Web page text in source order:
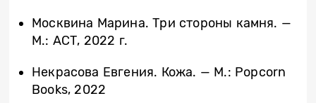
Москвина Марина. Три стороны камня. —
М.: АСТ, 2022 г.
Некрасова Евгения. Кожа. — М.: Popcorn
Books, 2022